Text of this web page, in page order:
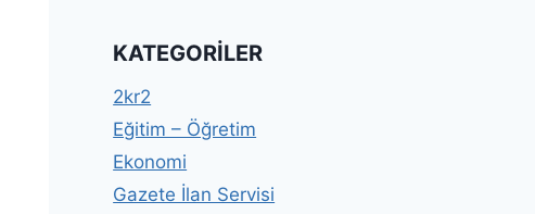
KATEGORILER
2kr2
Eğitim – Öğretim
Ekonomi
Gazete İlan Servisi